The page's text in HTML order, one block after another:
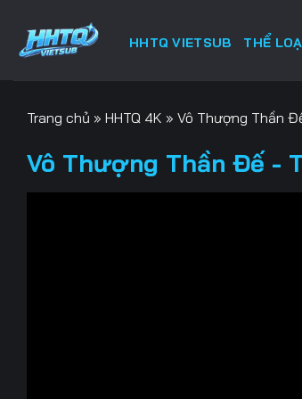
HHTQ VIETSUB THỂ
Trang chủ » HHTQ 4K » Vô Thượng Thần
Vô Thượng Thần Đế -